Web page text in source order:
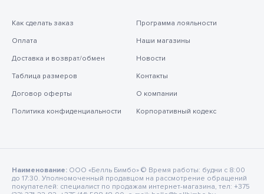
Как сделать заказ
Оплата
Доставка и возврат/обмен
Таблица размеров
Договор оферты
Политика конфиденциальности
Программа лояльности
Наши магазины
Новости
Контакты
О компании
Корпоративный кодекс
Наименование: ООО «Белль Бимбо» © Время работы: будни с 8:00
до 17:30. Уполномоченный продавцом на рассмотрение обращений
покупателей: специалист по продажам интернет-магазина, тел: +375